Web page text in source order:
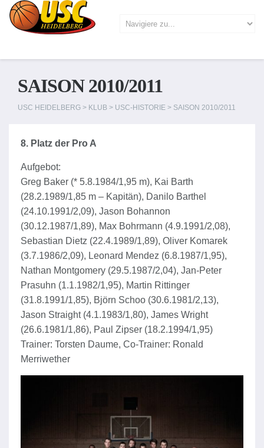
SAISON 2010/2011
USC HEIDELBERG > KLUB > USC-HISTORIE > SAISON 2010/2011
8. Platz der Pro A
Aufgebot:
Greg Baker (* 5.8.1984/1,95 m), Kai Barth
(28.2.1989/1,85 m – Kapitän), Danilo Barthel
(24.10.1991/2,09), Jason Bohannon
(30.12.1987/1,89), Max Bohrmann (4.9.1991/2,08),
Sebastian Dietz (22.4.1989/1,89), Oliver Komarek
(3.7.1986/2,09), Leonard Mendez (6.8.1987/1,95),
Nathan Montgomery (29.5.1987/2,04), Jan-Peter
Prasuhn (1.1.1982/1,95), Martin Rittinger
(31.8.1991/1,85), Björn Schoo (30.6.1981/2,13),
Jason Straight (4.1.1983/1,80), James Wright
(26.6.1981/1,86), Paul Zipser (18.2.1994/1,95)
Trainer: Torsten Daume, Co-Trainer: Ronald
Merriwether